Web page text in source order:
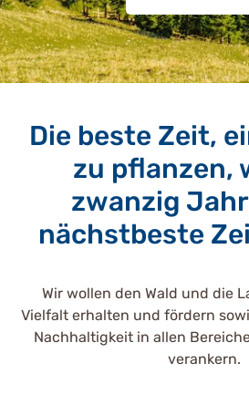
Die beste Zeit,
zu pflanzen,
zwanzig
nächstbeste
Wir wollen den Wald und die
Vielfalt erhalten und fördern
Nachhaltigkeit in allen
verankern.